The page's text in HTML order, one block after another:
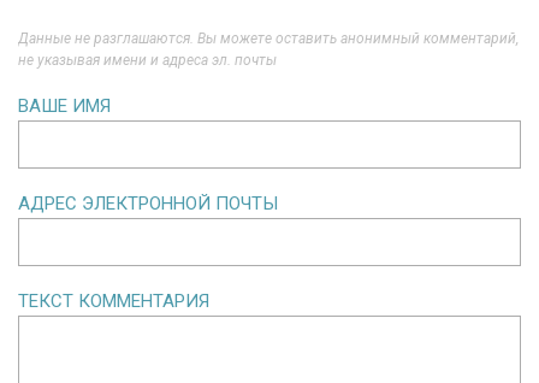
Данные не разглашаются. Вы можете оставить анонимный комментарий,
не указывая имени и адреса эл. почты
ВАШЕ ИМЯ
АДРЕС ЭЛЕКТРОННОЙ ПОЧТЫ
ТЕКСТ КОММЕНТАРИЯ